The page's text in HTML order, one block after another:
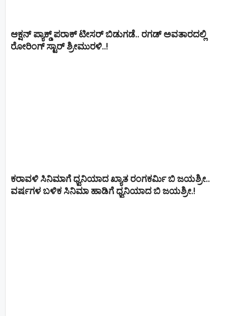
ಆಕ್ಷನ್ ಪ್ಯಾಕ್ಡ್ ಪರಾಕ್ ಟೀಸರ್ ಬಿಡುಗಡೆ.. ರಗಡ್ ಅವತಾರದಲ್ಲಿ
ರೋರಿಂಗ್ ಸ್ಟಾರ್ ಶ್ರೀಮುರಳಿ..!
ಕರಾವಳಿ ಸಿನಿಮಾಗೆ ಧ್ವನಿಯಾದ ಖ್ಯಾತ ರಂಗಕರ್ಮಿ ಬಿ ಜಯಶ್ರೀ..
ವರ್ಷಗಳ ಬಳಿಕ ಸಿನಿಮಾ ಹಾಡಿಗೆ ಧ್ವನಿಯಾದ ಬಿ ಜಯಶ್ರೀ.!